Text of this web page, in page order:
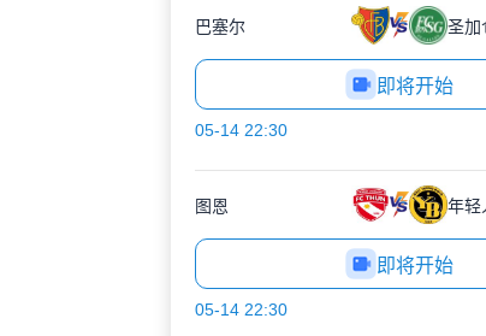
巴塞尔 圣加
即将开始
05-14 22:30
图恩 年轻
即将开始
05-14 22:30